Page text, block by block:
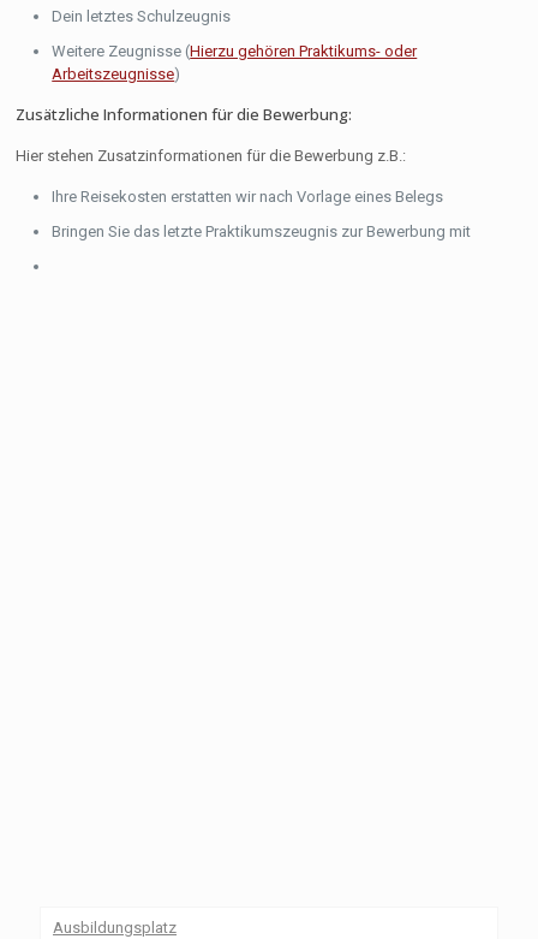
Dein letztes Schulzeugnis
Weitere Zeugnisse (Hierzu gehören Praktikums- oder
Arbeitszeugnisse)
Zusätzliche Informationen für die Bewerbung:
Hier stehen Zusatzinformationen für die Bewerbung z.B.:
Ihre Reisekosten erstatten wir nach Vorlage eines Belegs
Bringen Sie das letzte Praktikumszeugnis zur Bewerbung mit
Ausbildungsplatz